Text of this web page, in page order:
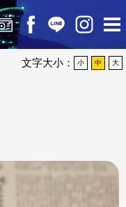
文字大小： 小 中 大